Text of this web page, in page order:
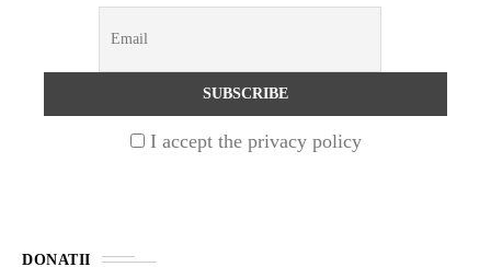
I accept the privacy policy
DONATII
Barajul Trei Defileuri a Încetinit Rotația
BLOG